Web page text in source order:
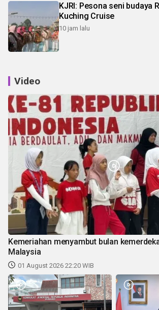
KJRI: Pesona seni budaya
Kuching Cruise
10 jam lalu
Video
Kemeriahan menyambut bulan
Malaysia
01 August 2026 22:20 WIB